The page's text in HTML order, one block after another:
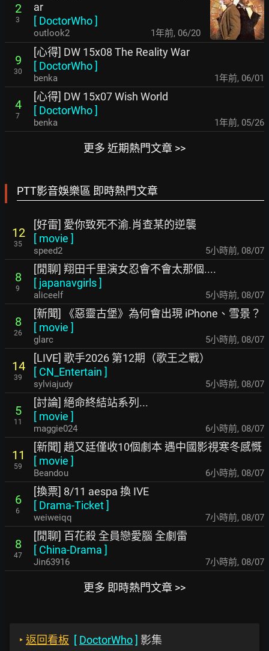
2
3
ar
[ DoctorWho]
outlook2 1年前, 06/20
9
30
[心得] DW 15x08 The Reality War
[ DoctorWho]
benka 1年前, 06/01
4
7
[心得] DW 15x07 Wish World
[ DoctorWho]
benka 1年前, 05/26
更多 近期熱門文章 >>
PTT影音娛樂區 即時熱門文章
12
35
[好雷] 愛你致死不渝.肖查某的逆襲
[ movie ]
speed2 5小時前, 08/07
8
9
[閒聊] 翔田千里演女忍會不會太那個....
[ japanavgirls]
aliceelf 5小時前, 08/07
8
26
[新聞] 《惡靈古堡》為何會出現 iPhone、雪景？
[ movie ]
glarc 5小時前, 08/07
14
39
[LIVE] 歌手2026 第12期（歌王之戰）
[ CN_Entertain ]
sylviajudy 5小時前, 08/07
5
11
[討論] 絕命終結站系列...
[ movie ]
maggie024 6小時前, 08/07
11
59
[新聞] 趙又廷僅收10個劇本 遇中國影視寒冬感慨
[ movie ]
Beandou 6小時前, 08/07
6
6
[換票] 8/11 aespa 換 IVE
[ Drama-Ticket]
weiweiqq 7小時前, 08/07
8
47
[閒聊] 百花殺 全員戀愛腦 全劇雷
[ China-Drama ]
Jin63916 7小時前, 08/07
更多 即時熱門文章 >>
‣ 返回看板 [ DoctorWho] 影集